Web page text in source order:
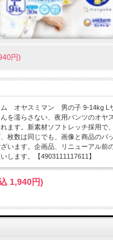
円)
ム オヤスミマン 男の子 9-14kg L
を濡らさない、夜用パンツのオヤ
ます。新素材ソフトレッチ採用で
枚数は同じでも、画像と商品のパ
います。企画品、リニューアル前
します。【4903111117611】
1,940円)